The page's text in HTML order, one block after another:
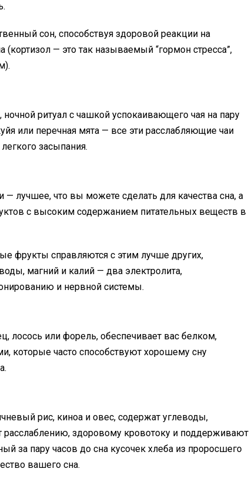
сон, способствуя здоровой реакции на
— это так называемый “гормон стресса”,
ритуал с чашкой успокаивающего чая на пару
или перечная мята — все эти расслабляющие чаи
засыпания.
лучшее, что вы можете сделать для качества сна, а
с высоким содержанием питательных веществ в
фрукты справляются с этим лучше других,
магний и калий — два электролита,
и нервной системы.
лосось или форель, обеспечивает вас белком,
которые часто способствуют хорошему сну
рис, киноа и овес, содержат углеводы,
расслаблению, здоровому кровотоку и поддерживают
за пару часов до сна кусочек хлеба из проросшего
вашего сна.